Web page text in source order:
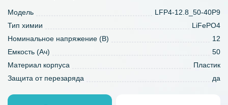
Модель
LFP4-12.8_50-40P9
Тип химии
LiFePO4
Номинальное напряжение (В)
12
Емкость (Ач)
50
Материал корпуса
Пластик
Защита от перезаряда
да